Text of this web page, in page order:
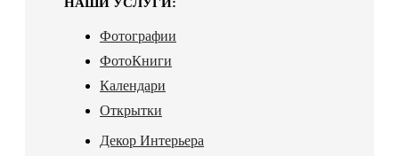
Фотографии
ФотоКниги
Календари
Открытки
Декор Интерьера